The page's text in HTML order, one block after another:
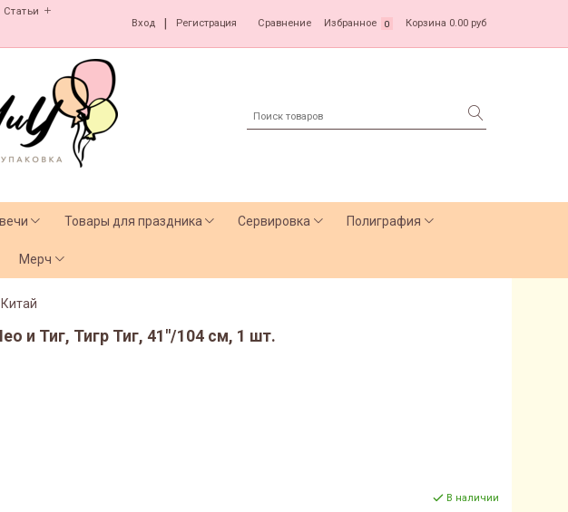
Статьи
Вход Регистрация Сравнение Избранное 0 Корзина 0.00 руб
Товары для праздника Сервировка Полиграфия
Мерч
Китай
и Тиг, Тигр Тиг, 41"/104 см, 1 шт.
В наличии